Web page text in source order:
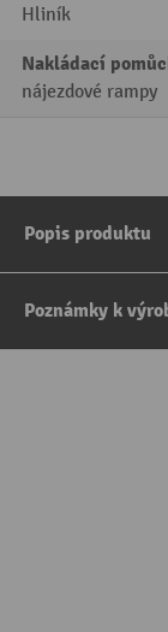
Hliník
Nakládací
nájezdové rampy
Popis produktu
Poznámky k